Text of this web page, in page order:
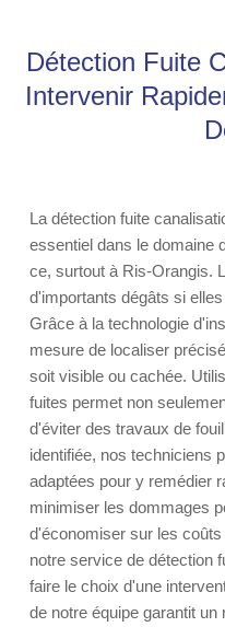
Détection Fuite
Intervenir
La détection fuite
essentiel dans le domaine
ce, surtout à Ris-Orangis.
d'importants dégâts si
Grâce à la technologie
mesure de localiser
soit visible ou cachée.
fuites permet non
d'éviter des travaux de
identifiée, nos techniciens
adaptées pour y remédier
minimiser les dommages
d'économiser sur les
notre service de détection
faire le choix d'une
de notre équipe garantit